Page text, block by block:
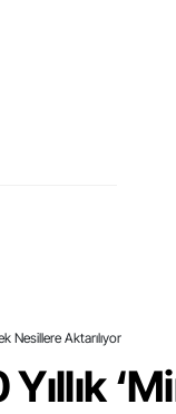
Nesillere Aktarılıyor